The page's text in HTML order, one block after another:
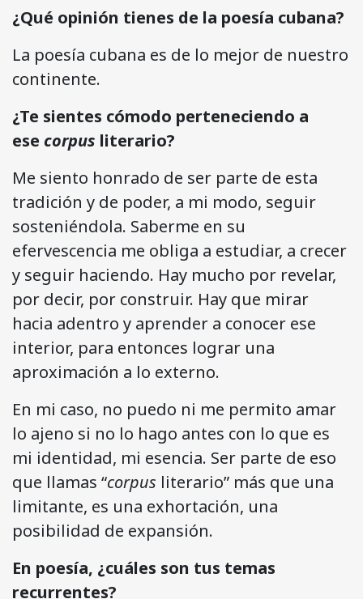
¿Qué opinión tienes de la poesía cubana?
La poesía cubana es de lo mejor de nuestro
continente.
¿Te sientes cómodo perteneciendo a
ese corpus literario?
Me siento honrado de ser parte de esta
tradición y de poder, a mi modo, seguir
sosteniéndola. Saberme en su
efervescencia me obliga a estudiar, a crecer
y seguir haciendo. Hay mucho por revelar,
por decir, por construir. Hay que mirar
hacia adentro y aprender a conocer ese
interior, para entonces lograr una
aproximación a lo externo.
En mi caso, no puedo ni me permito amar
lo ajeno si no lo hago antes con lo que es
mi identidad, mi esencia. Ser parte de eso
que llamas “corpus literario” más que una
limitante, es una exhortación, una
posibilidad de expansión.
En poesía, ¿cuáles son tus temas
recurrentes?